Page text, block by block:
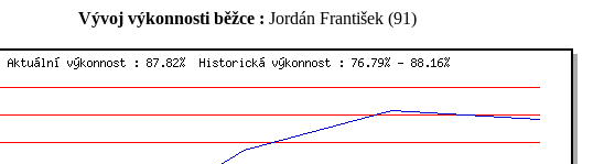
Vývoj výkonnosti běžce : Jordán František (91)